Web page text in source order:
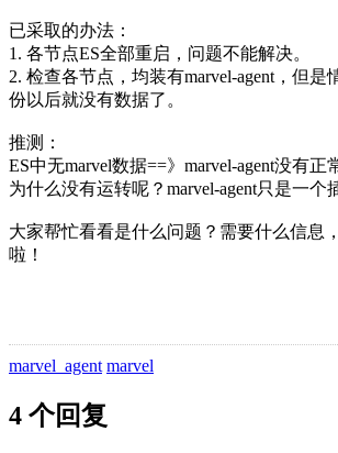
已采取的办法：
1. 各节点ES全部重启，问题不能解决。
2. 检查各节点，均装有marvel-agent，但是
份以后就没有数据了。
推测：
ES中无marvel数据==》marvel-agent没有正
为什么没有运转呢？marvel-agent只是一个
大家帮忙看看是什么问题？需要什么信息
啦！
marvel_agent marvel
4 个回复